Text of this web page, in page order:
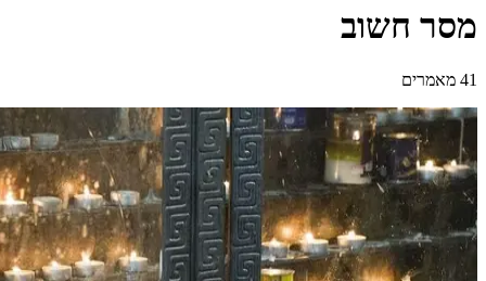
מסר חשוב
41 מאמרים